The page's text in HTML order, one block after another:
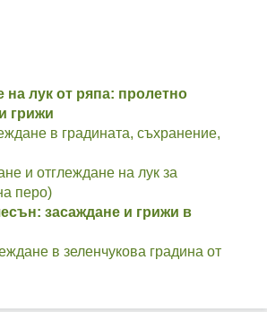
на лук от ряпа: пролетно
грижи
в градината, съхранение,
и отглеждане на лук за
перо)
засаждане и грижи в
в зеленчукова градина от